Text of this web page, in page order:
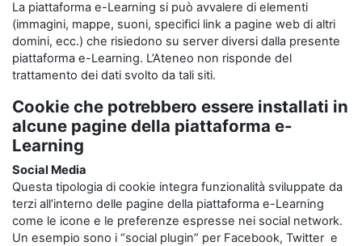
La piattaforma e-Learning si può avvalere di elementi
(immagini, mappe, suoni, specifici link a pagine web di altri
domini, ecc.) che risiedono su server diversi dalla presente
piattaforma e-Learning. L’Ateneo non risponde del
trattamento dei dati svolto da tali siti.
Cookie che potrebbero essere installati in
alcune pagine della piattaforma e-
Learning
Social Media
Questa tipologia di cookie integra funzionalità sviluppate da
terzi all’interno delle pagine della piattaforma e-Learning
come le icone e le preferenze espresse nei social network.
Un esempio sono i “social plugin” per Facebook, Twitter e